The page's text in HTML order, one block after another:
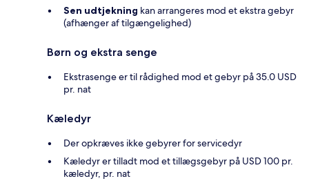
Sen udtjekning kan arrangeres mod et ekstra gebyr
(afhænger af tilgængelighed)
Børn og ekstra senge
Ekstrasenge er til rådighed mod et gebyr på 35.0 USD
pr. nat
Kæledyr
Der opkræves ikke gebyrer for servicedyr
Kæledyr er tilladt mod et tillægsgebyr på USD 100 pr.
kæledyr, pr. nat